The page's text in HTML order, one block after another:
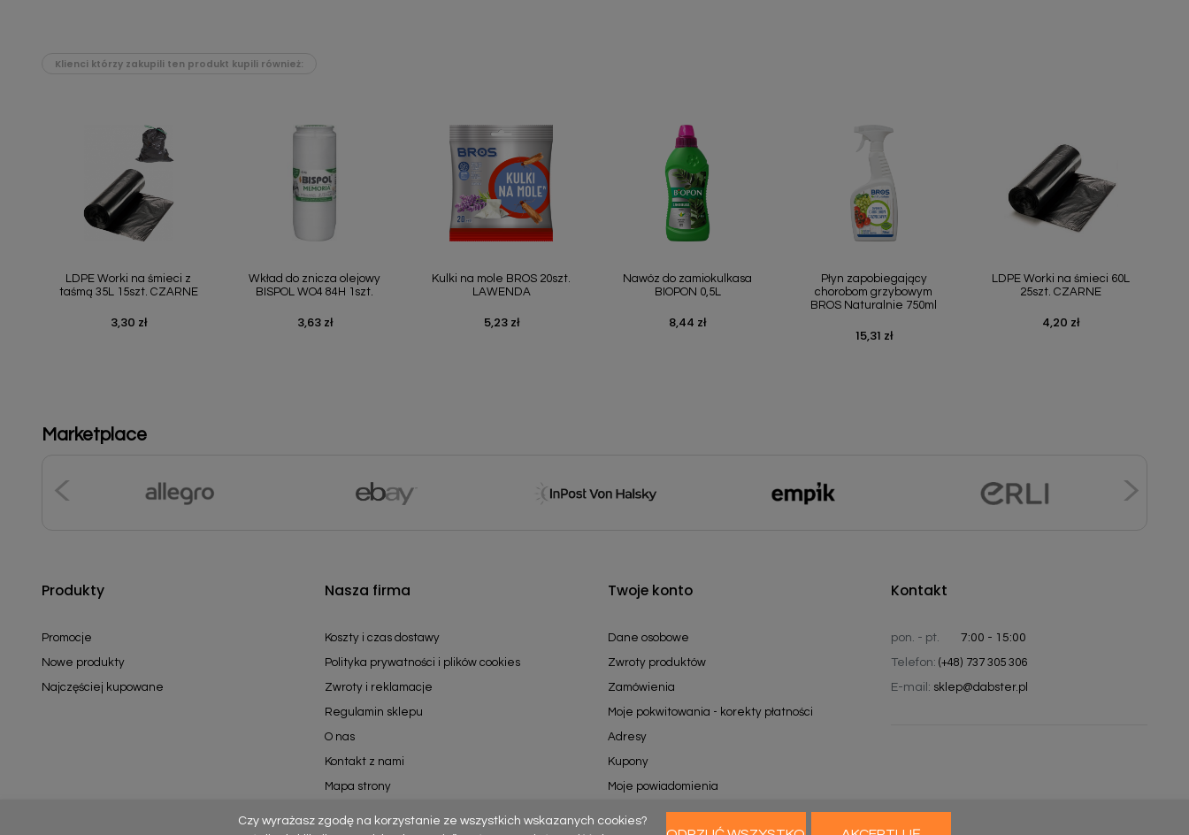
Klienci którzy zakupili ten produkt kupili również:
LDPE Worki na śmieci z
taśmą 35L 15szt. CZARNE
Cena
3,30 zł
Wkład do znicza olejowy
BISPOL WO4 84H 1szt.
Cena
3,63 zł
Kulki na mole BROS 20szt.
LAWENDA
Cena
5,23 zł
Nawóz do zamiokulkasa
BIOPON 0,5L
Cena
8,44 zł
Płyn zapobiegający
chorobom grzybowym
BROS Naturalnie 750ml
Cena
15,31 zł
LDPE Worki na śmieci 60L
25szt. CZARNE
Cena
4,20 zł
Marketplace
Produkty
Promocje
Nowe produkty
Najczęściej kupowane
Nasza firma
Koszty i czas dostawy
Polityka prywatności i plików cookies
Zwroty i reklamacje
Regulamin sklepu
O nas
Kontakt z nami
Mapa strony
Twoje konto
Dane osobowe
Zwroty produktów
Zamówienia
Moje pokwitowania - korekty płatności
Adresy
Kupony
Moje powiadomienia
Czy wyrażasz zgodę na korzystanie ze wszystkich wskazanych cookies?
Kontakt
pon. - pt.
7:00 - 15:00
Telefon: (+48) 737 305 306
E-mail: sklep@dabster.pl